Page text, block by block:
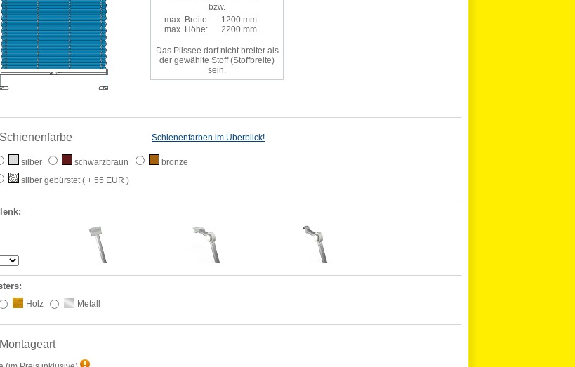
bzw.
max. Breite:
1200 mm
max. Höhe:
2200 mm
Das Plissee darf nicht breiter als
der gewählte Stoff (Stoffbreite)
sein.
Schienenfarben im Überblick!
silber schwarzbraun
bronze
silber gebürstet( + 55 EUR )
Holz Metall